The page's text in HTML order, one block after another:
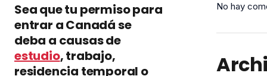
Sea que tu permiso para
entrar a Canadá se
deba a causas de
estudio, trabajo,
residencia temporal o
No hay